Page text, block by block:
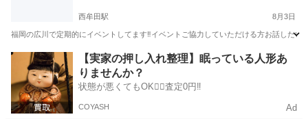
西牟田駅 8月3日
福岡の広川で定期的にイベントしてます‼️イベントご協力していただける方お話したい
福岡 八女郡 西牟田駅 地域/お祭り ブース
【実家の押し入れ整理】眠っている人形あ
りませんか？
状態が悪くてもOK🙆‍♀️査定0円‼️
COYASH Ad